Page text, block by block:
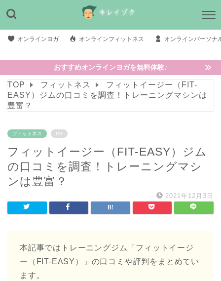
オンラインヨガ オンラインフィットネス オンラインパーソナ
おすすめオンラインヨガを無料体験♪
TOP フィットネス
フィットイージー（FIT-
EASY）ジムの口コミを調査！トレーニングマシンは
豊富？
フィットネス PR
フィットイージー（FIT-EASY）ジム
の口コミを調査！トレーニングマシ
ンは豊富？
2021年12月3日
本記事ではトレーニングジム「フィットイージ
ー（FIT-EASY）」の口コミや評判をまとめてい
ます。